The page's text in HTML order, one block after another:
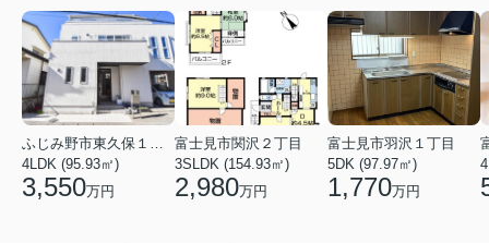
ふじみ野市東久保１丁目
4LDK (95.93㎡)
3,550万円
富士見市関沢２丁目
3SLDK (154.93㎡)
2,980万円
富士見市羽沢１丁目
5DK (97.97㎡)
1,770万円